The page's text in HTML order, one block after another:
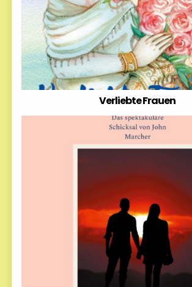
Verliebte Frauen